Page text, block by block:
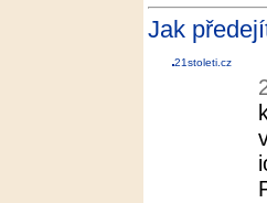
Jak
21stoleti.cz